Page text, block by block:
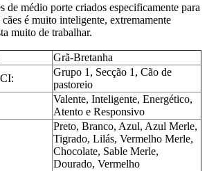
de médio porte criados especificamente para
é muito inteligente, extremamente
muito de trabalhar.
Grã-Bretanha
Grupo 1, Secção 1, Cão de
pastoreio
Valente, Inteligente, Energético,
Atento e Responsivo
Preto, Branco, Azul, Azul Merle,
Tigrado, Lilás, Vermelho Merle,
Chocolate, Sable Merle,
Dourado, Vermelho